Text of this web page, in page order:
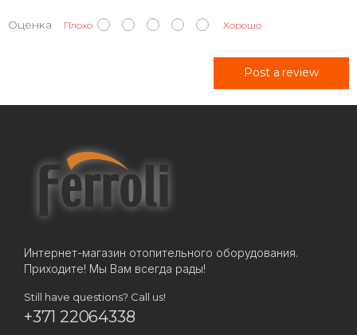
Оценка Плохо Хорошо
Post a review
Интернет-магазин отопительного оборудования.
Приходите! Мы Вам всегда рады!
Still have questions? Call us!
+371 22064338